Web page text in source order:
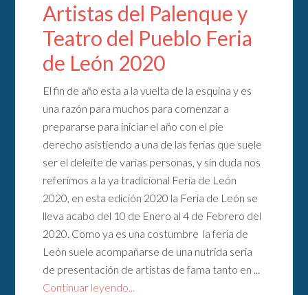
Artistas del Palenque y
Teatro del Pueblo Feria
de León 2020
El fin de año esta a la vuelta de la esquina y es
una razón para muchos para comenzar a
prepararse para iniciar el año con el pie
derecho asistiendo a una de las ferias que suele
ser el deleite de varias personas, y sin duda nos
referimos a la ya tradicional Feria de León
2020, en esta edición 2020 la Feria de León se
lleva acabo del 10 de Enero al 4 de Febrero del
2020. Como ya es una costumbre la feria de
León suele acompañarse de una nutrida seria
de presentación de artistas de fama tanto en ...
Continuar leyendo...